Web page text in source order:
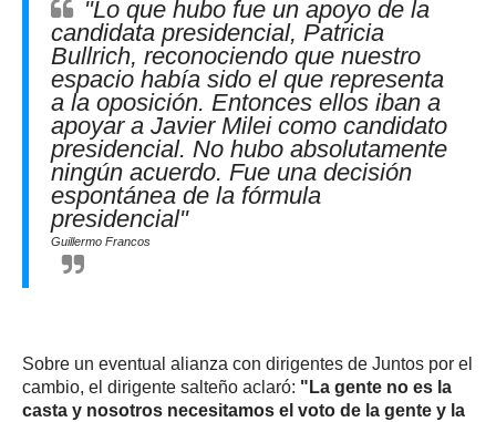
"Lo que hubo fue un apoyo de la
candidata presidencial, Patricia
Bullrich, reconociendo que nuestro
espacio había sido el que representa
a la oposición. Entonces ellos iban a
apoyar a Javier Milei como candidato
presidencial. No hubo absolutamente
ningún acuerdo. Fue una decisión
espontánea de la fórmula
presidencial"
Guillermo Francos
Sobre un eventual alianza con dirigentes de Juntos por el
cambio, el dirigente salteño aclaró: "La gente no es la
casta y nosotros necesitamos el voto de la gente y la